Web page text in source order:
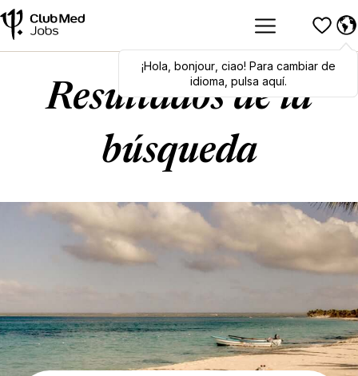
Hola,bonjour,ciao! To switch
languages, click here!
¡Hola bonjour, ciao! Para cambiar de
idioma, pulsa aquí.
Resultados de la
búsqueda